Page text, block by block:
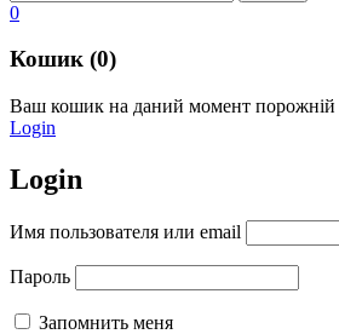
0
Кошик (0)
Ваш кошик на даний момент порожній
Login
Login
Имя пользователя или email
Пароль
Запомнить меня